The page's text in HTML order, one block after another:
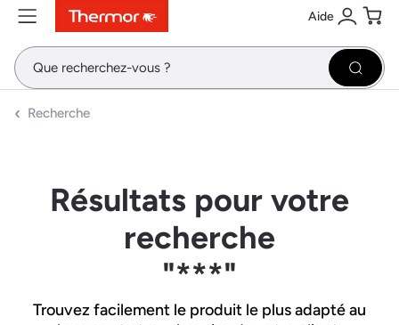
ContenuMenuRecherche Aide
Se
Recherche
Résultats pour votre
recherche
"***"
Trouvez facilement le produit le plus adapté au